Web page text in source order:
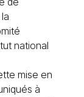
national
mise en
à